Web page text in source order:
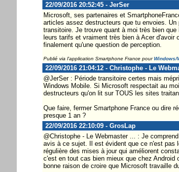
22/09/2016 20:52:45 - JerSer
Microsoft, ses partenaires et
articles assez destructeurs que tu envoies.
transitoire. Je trouve quant à moi très bien
leurs tarifs et vraiment très bien à Acer d'avoir
finalement qu'une question de perception.
Publié via l'application Smartphone France pourWindows/
22/09/2016 21:04:12 - Christophe - Le
@JerSer : Période transitoire certes mais
Windows Mobile. Si Microsoft respectait au
destructeurs qu'on lit sur TOUS les sites
Que faire, fermer Smartphone France ou dire
presque 1 an ?
22/09/2016 22:10:09 - GrosLap
@Christophe - Le Webmaster ... : Je
avis à ce sujet. Il est évident que ce n'est pas
régulière des mises à jour qui améliorent
c'est en tout cas bien mieux que chez
bonne raison de croire que Microsoft travaille